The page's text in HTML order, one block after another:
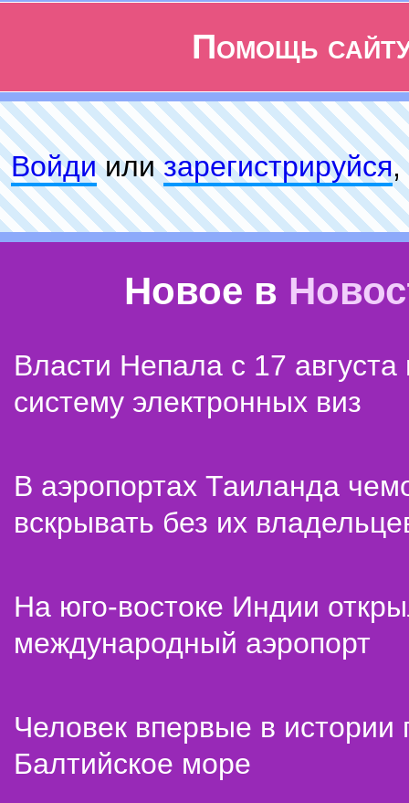
Помощь
Войдиилизарeгиcтpируйся,
Новое в
Власти Непала с 17 августа
систему электронных виз
В аэропортах Таиланда
вскрывать без их
На юго-востоке Индии
международный аэропорт
Человек впервые в истории
Балтийское море